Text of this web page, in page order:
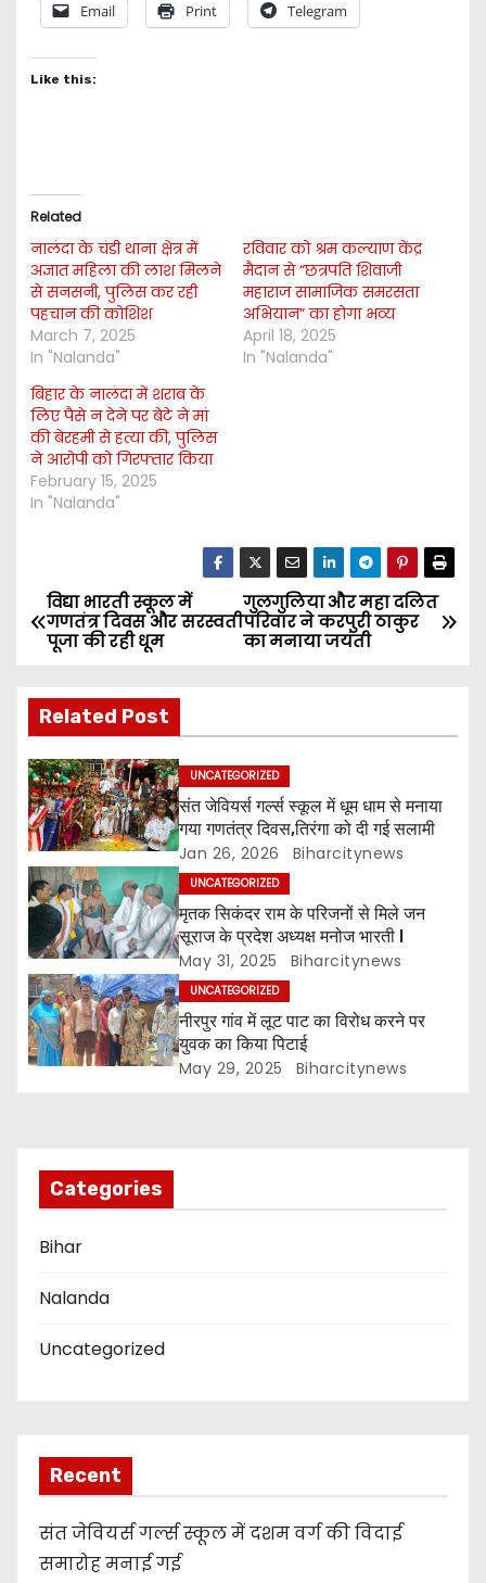
Email Print Telegram
Like this:
Related
नालंदा के चंडी थाना क्षेत्र में
अज्ञात महिला की लाश मिलने
से सनसनी, पुलिस कर रही
पहचान की कोशिश
March 7, 2025
In "Nalanda"
रविवार को श्रम कल्याण केंद्र
मैदान से “छत्रपति शिवाजी
महाराज सामाजिक समरसता
अभियान” का होगा भव्य
April 18, 2025
In "Nalanda"
बिहार के नालंदा में शराब के
लिए पैसे न देने पर बेटे ने मां
की बेरहमी से हत्या की, पुलिस
ने आरोपी को गिरफ्तार किया
February 15, 2025
In "Nalanda"
P
s
t
n
a
v
g
a
t
o
n
गुलगुलिया और महा दलित
परिवार ने करपुरी ठाकुर
का मनाया जयंती
विद्या भारती स्कूल में
गणतंत्र दिवस और सरस्वती
पूजा की रही धूम
Related Post
UNCATEGORIZED
संत जेवियर्स गर्ल्स स्कूल में धूम धाम से मनाया
गया गणतंत्र दिवस,तिरंगा को दी गई सलामी
Jan 26, 2026 Biharcitynews
UNCATEGORIZED
मृतक सिकंदर राम के परिजनों से मिले जन
सूराज के प्रदेश अध्यक्ष मनोज भारती l
May 31, 2025 Biharcitynews
UNCATEGORIZED
नीरपुर गांव में लूट पाट का विरोध करने पर
युवक का किया पिटाई
May 29, 2025 Biharcitynews
Categories
Bihar
Nalanda
Uncategorized
Recent
संत जेवियर्स गर्ल्स स्कूल में दशम वर्ग की विदाई
समारोह मनाई गई